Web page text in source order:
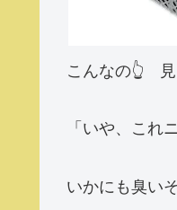
こんなの👆 見
「いや、これ
いかにも臭い